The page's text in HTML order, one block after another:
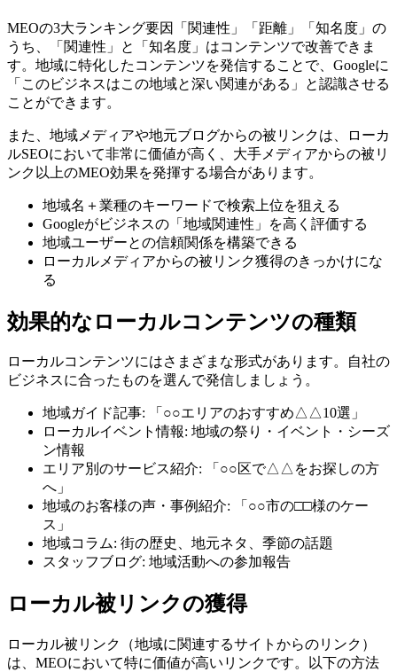
MEOの3大ランキング要因「関連性」「距離」「知名度」の
うち、「関連性」と「知名度」はコンテンツで改善できま
す。地域に特化したコンテンツを発信することで、Googleに
「このビジネスはこの地域と深い関連がある」と認識させる
ことができます。
また、地域メディアや地元ブログからの被リンクは、ローカ
ルSEOにおいて非常に価値が高く、大手メディアからの被リ
ンク以上のMEO効果を発揮する場合があります。
地域名＋業種のキーワードで検索上位を狙える
Googleがビジネスの「地域関連性」を高く評価する
地域ユーザーとの信頼関係を構築できる
ローカルメディアからの被リンク獲得のきっかけにな
る
効果的なローカルコンテンツの種類
ローカルコンテンツにはさまざまな形式があります。自社の
ビジネスに合ったものを選んで発信しましょう。
地域ガイド記事: 「○○エリアのおすすめ△△10選」
ローカルイベント情報: 地域の祭り・イベント・シーズ
ン情報
エリア別のサービス紹介: 「○○区で△△をお探しの方
へ」
地域のお客様の声・事例紹介: 「○○市の□□様のケー
ス」
地域コラム: 街の歴史、地元ネタ、季節の話題
スタッフブログ: 地域活動への参加報告
ローカル被リンクの獲得
ローカル被リンク（地域に関連するサイトからのリンク）
は、MEOにおいて特に価値が高いリンクです。以下の方法